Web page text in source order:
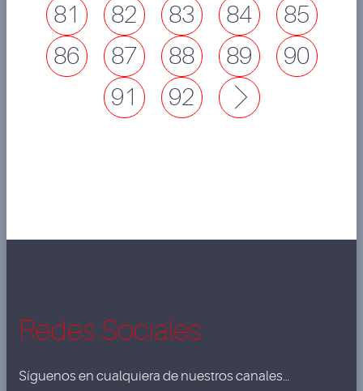
81
82 83 84
85
86
87 88 89
90
91
92 Next
Redes Sociales
Síguenos en cualquiera de nuestros canales…